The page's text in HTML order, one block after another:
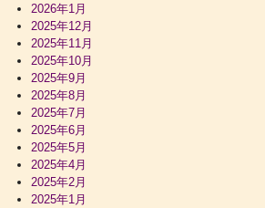
2026年1月
2025年12月
2025年11月
2025年10月
2025年9月
2025年8月
2025年7月
2025年6月
2025年5月
2025年4月
2025年2月
2025年1月